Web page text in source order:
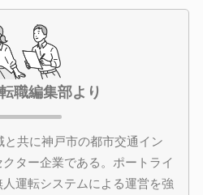
職編集部より
と共に神戸市の都市交通イン
ター企業である。ポートライ
運転システムによる運営を強